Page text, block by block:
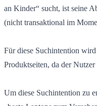
an Kinder“ sucht, ist seine
(nicht transaktional im
Für diese Suchintention
Produktseiten, da der
Um diese Suchintention zu